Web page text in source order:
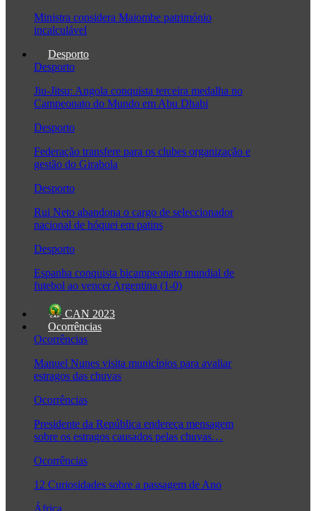
Ministra considera Maiombe património
incalculável
Desporto
Desporto
Jiu-Jitsu: Angola conquista terceira medalha no
Campeonato do Mundo em Abu Dhabi
Desporto
Federação transfere para os clubes organização e
gestão do Girabola
Desporto
Rui Neto abandona o cargo de seleccionador
nacional de hóquei em patins
Desporto
Espanha conquista bicampeonato mundial de
futebol ao vencer Argentina (1-0)
CAN 2023
Ocorrências
Ocorrências
Manuel Nunes visita municípios para avaliar
estragos das chuvas
Ocorrências
Presidente da República endereça mensagem
sobre os estragos causados pelas chuvas…
Ocorrências
12 Curiosidades sobre a passagem de Ano
África